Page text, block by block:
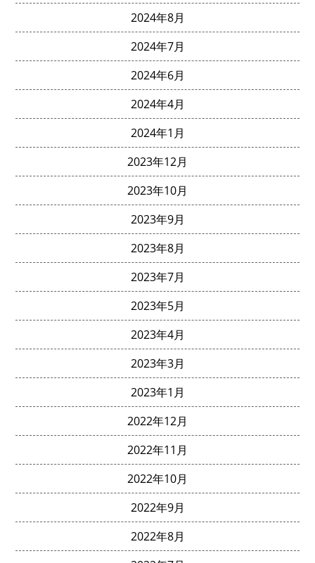
2024年8月
2024年7月
2024年6月
2024年4月
2024年1月
2023年12月
2023年10月
2023年9月
2023年8月
2023年7月
2023年5月
2023年4月
2023年3月
2023年1月
2022年12月
2022年11月
2022年10月
2022年9月
2022年8月